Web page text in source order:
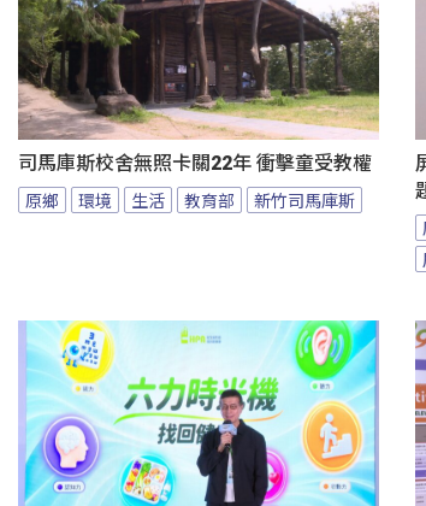
司馬庫斯校舍無照卡關22年 衝擊童受教權
原鄉 環境 生活 教育部 新竹司馬庫斯